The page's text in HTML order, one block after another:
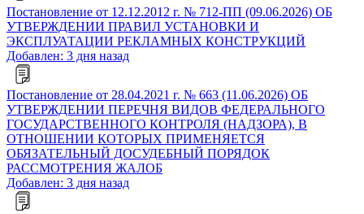
Постановление от 12.12.2012 г. № 712-ПП (09.06.2026) ОБ
УТВЕРЖДЕНИИ ПРАВИЛ УСТАНОВКИ И
ЭКСПЛУАТАЦИИ РЕКЛАМНЫХ КОНСТРУКЦИЙ
Добавлен: 3 дня назад
Постановление от 28.04.2021 г. № 663 (11.06.2026) ОБ
УТВЕРЖДЕНИИ ПЕРЕЧНЯ ВИДОВ ФЕДЕРАЛЬНОГО
ГОСУДАРСТВЕННОГО КОНТРОЛЯ (НАДЗОРА), В
ОТНОШЕНИИ КОТОРЫХ ПРИМЕНЯЕТСЯ
ОБЯЗАТЕЛЬНЫЙ ДОСУДЕБНЫЙ ПОРЯДОК
РАССМОТРЕНИЯ ЖАЛОБ
Добавлен: 3 дня назад